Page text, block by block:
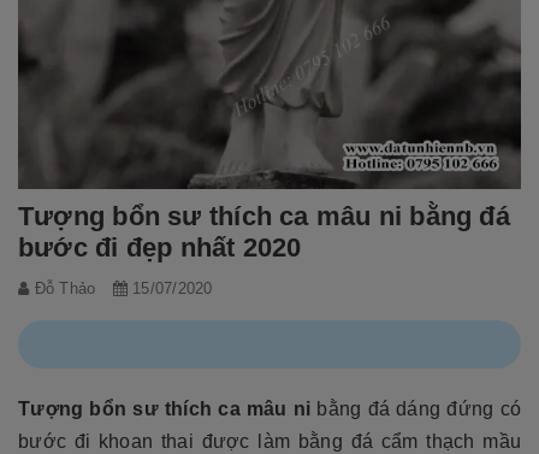
Tượng bổn sư thích ca mâu ni bằng đá
bước đi đẹp nhất 2020
Đỗ Thảo 15/07/2020
Tượng bổn sư thích ca mâu ni bằng đá dáng đứng có
bước đi khoan thai được làm bằng đá cẩm thạch mầu